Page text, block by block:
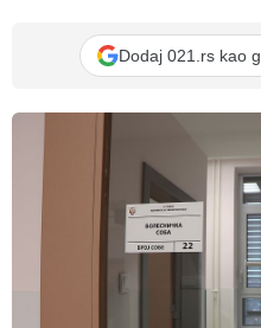
Dodaj 021.rs kao